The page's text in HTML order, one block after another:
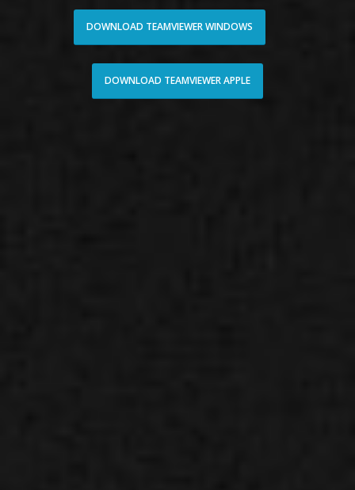
DOWNLOAD TEAMVIEWER WINDOWS
DOWNLOAD TEAMVIEWER APPLE